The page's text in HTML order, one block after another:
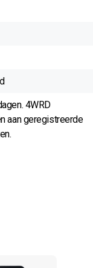
4WRD
aan geregistreerde